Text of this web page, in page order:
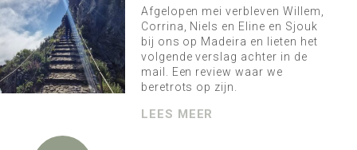
Afgelopen mei verbleven Willem,
Corrina, Niels en Eline en Sjouk
bij ons op Madeira en lieten het
volgende verslag achter in de
mail. Een review waar we
beretrots op zijn.
LEES MEER